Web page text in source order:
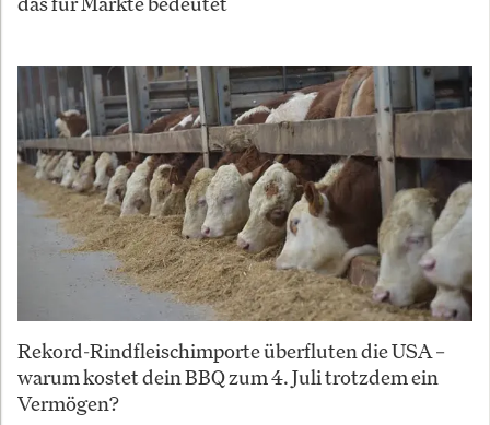
Rekord-Rindfleischimporte überfluten die USA –
warum kostet dein BBQ zum 4. Juli trotzdem ein
Vermögen?